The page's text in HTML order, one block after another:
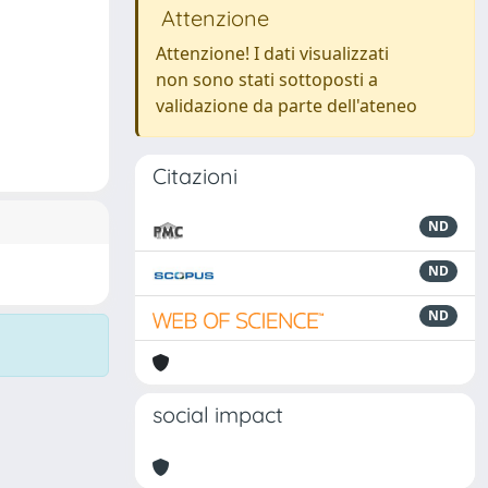
Attenzione
Attenzione! I dati visualizzati
non sono stati sottoposti a
validazione da parte dell'ateneo
Citazioni
ND
ND
ND
social impact